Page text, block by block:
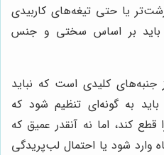
یا حتی تیغه‌های کاربیدی
باید بر اساس سختی و جنس
کلیدی است که نباید
به گونه‌ای تنظیم شود که
کند، اما نه آنقدر عمیق که
وارد شود یا احتمال لب‌پریدگی